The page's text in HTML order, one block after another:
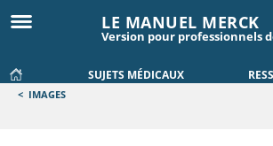
LE MANUEL MERCK
Version pour professionnels
SUJETS MÉDICAUX
< IMAGES